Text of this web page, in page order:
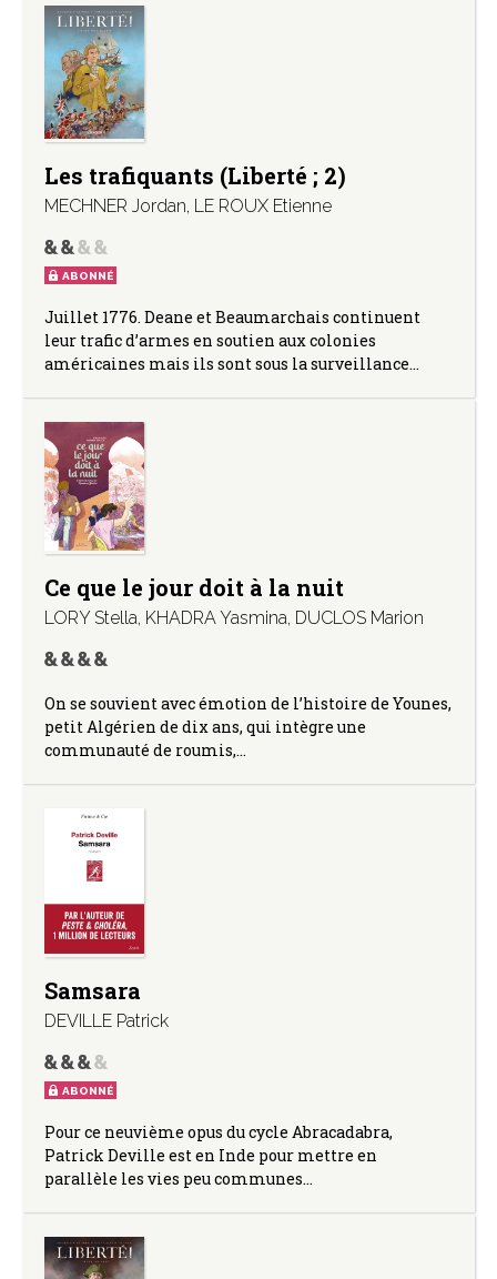
Les trafiquants (Liberté ; 2)
MECHNER Jordan, LE ROUX Etienne
ABONNÉ
Juillet 1776. Deane et Beaumarchais continuent
leur trafic d’armes en soutien aux colonies
américaines mais ils sont sous la surveillance…
Ce que le jour doit à la nuit
LORY Stella, KHADRA Yasmina, DUCLOS Marion
On se souvient avec émotion de l’histoire de Younes,
petit Algérien de dix ans, qui intègre une
communauté de roumis,…
Samsara
DEVILLE Patrick
ABONNÉ
Pour ce neuvième opus du cycle Abracadabra,
Patrick Deville est en Inde pour mettre en
parallèle les vies peu communes…